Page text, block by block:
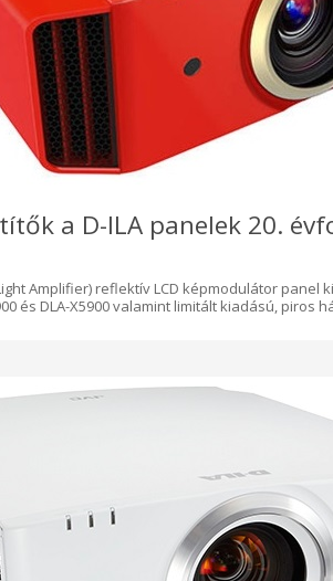
a D-ILA panelek 20.
Amplifier) reflektív LCD képmodulátor panel
és DLA-X5900 valamint limitált kiadású, piros